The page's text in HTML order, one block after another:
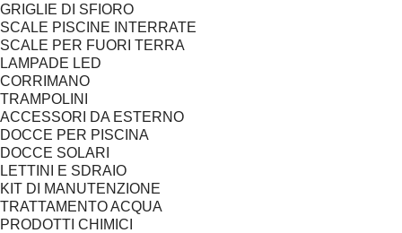
GRIGLIE DI SFIORO
SCALE PISCINE INTERRATE
SCALE PER FUORI TERRA
LAMPADE LED
CORRIMANO
TRAMPOLINI
ACCESSORI DA ESTERNO
DOCCE PER PISCINA
DOCCE SOLARI
LETTINI E SDRAIO
KIT DI MANUTENZIONE
TRATTAMENTO ACQUA
PRODOTTI CHIMICI